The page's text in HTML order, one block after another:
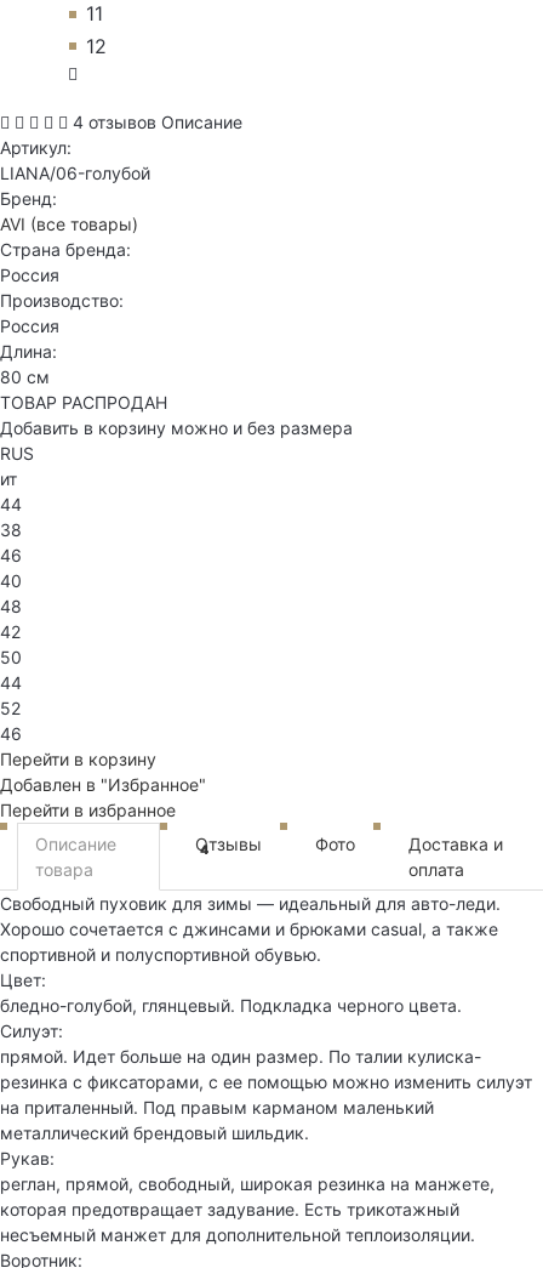
11
12
4 отзывов Описание
Артикул:
LIANA/06-голубой
Бренд:
AVI (все товары)
Страна бренда:
Россия
Производство:
Россия
Длина:
80 см
ТОВАР РАСПРОДАН
Добавить в корзину можно и без размера
RUS
ит
44
38
46
40
48
42
50
44
52
46
Перейти в корзину
Добавлен в "Избранное"
Перейти в избранное
Описание
товара
Отзывы
4 Фото
Доставка и
оплата
Свободный пуховик для зимы — идеальный для авто-леди.
Хорошо сочетается с джинсами и брюками casual, а также
спортивной и полуспортивной обувью.
Цвет:
бледно-голубой, глянцевый. Подкладка черного цвета.
Силуэт:
прямой. Идет больше на один размер. По талии кулиска-
резинка с фиксаторами, с ее помощью можно изменить силуэт
на приталенный. Под правым карманом маленький
металлический брендовый шильдик.
Рукав:
реглан, прямой, свободный, широкая резинка на манжете,
которая предотвращает задувание. Есть трикотажный
несъемный манжет для дополнительной теплоизоляции.
Воротник: